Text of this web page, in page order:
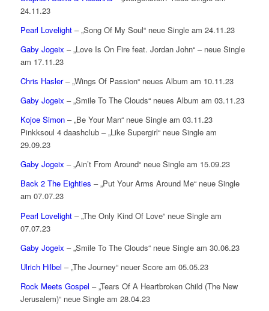
24.11.23
Pearl Lovelight– „Song Of My Soul“ neue Single am 24.11.23
Gaby Jogeix – „Love Is On Fire feat. Jordan John“ – neue Single
am 17.11.23
Chris Hasler– „Wings Of Passion“ neues Album am 10.11.23
Gaby Jogeix – „Smile To The Clouds“ neues Album am 03.11.23
Kojoe Simon– „Be Your Man“ neue Single am 03.11.23
Pinkksoul 4 daashclub – „Like Supergirl“ neue Single am
29.09.23
Gaby Jogeix – „Ain’t From Around“ neue Single am 15.09.23
Back 2 The Eighties – „Put Your Arms Around Me“ neue Single
am 07.07.23
Pearl Lovelight– „The Only Kind Of Love“ neue Single am
07.07.23
Gaby Jogeix – „Smile To The Clouds“ neue Single am 30.06.23
Ulrich Hilbel – „The Journey“ neuer Score am 05.05.23
Rock Meets Gospel – „Tears Of A Heartbroken Child (The New
Jerusalem)“ neue Single am 28.04.23